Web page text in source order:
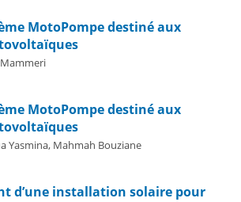
MotoPompe destiné aux
Mammeri
MotoPompe destiné aux
Yasmina, Mahmah Bouziane
d’une installation solaire pour